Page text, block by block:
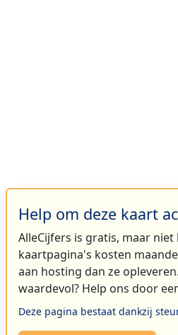
Help om deze kaart
AlleCijfers is gratis, maar
kaartpagina's kosten
aan hosting dan ze
waardevol? Help ons door
Deze pagina bestaat dankzij